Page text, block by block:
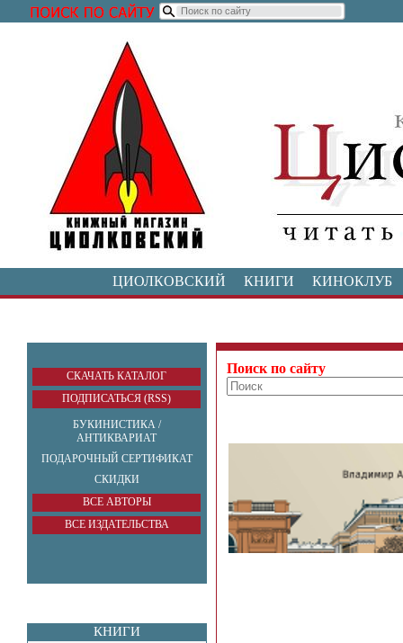
ЦИОЛКОВСКИЙ КНИГИ КИНОКЛУБ
СКАЧАТЬ КАТАЛОГ
ПОДПИСАТЬСЯ (RSS)
БУКИНИСТИКА /
АНТИКВАРИАТ
ПОДАРОЧНЫЙ СЕРТИФИКАТ
СКИДКИ
ВСЕ АВТОРЫ
ВСЕ ИЗДАТЕЛЬСТВА
КНИГИ
Поиск по сайту